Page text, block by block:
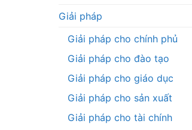
Giải pháp
Giải pháp cho chính phủ
Giải pháp cho đào tạo
Giải pháp cho giáo dục
Giải pháp cho sản xuất
Giải pháp cho tài chính